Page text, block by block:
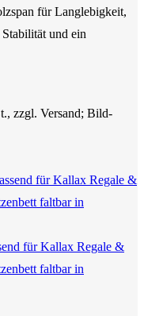
für Langlebigkeit,
und ein
zzgl. Versand; Bild-
für Kallax Regale &
faltbar in